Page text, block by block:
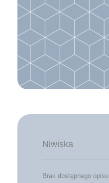
Niwiska
Brak dostępnego opisu